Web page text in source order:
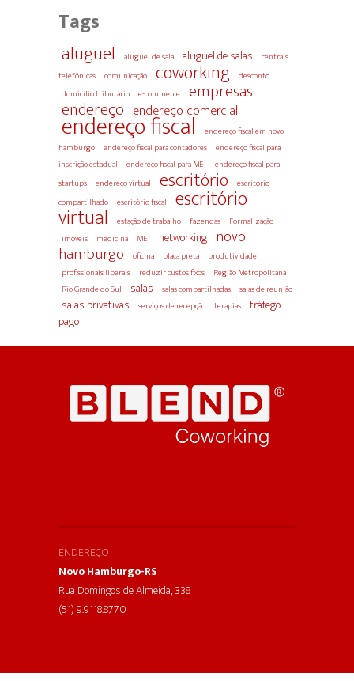
Tags
aluguel aluguel de sala aluguel de salas
centrais
telefônicas
comunicação coworking
desconto
domicílio tributário
e-commerce empresas
endereço endereço comercial
endereço fiscal
endereço fiscal em novo
hamburgo
endereço fiscal para contadores
endereço fiscal para
inscrição estadual
endereço fiscal para MEI
endereço fiscal para
startups
endereço virtual escritório
escritório
compartilhado
escritório fiscal escritório
virtual estação de trabalho fazendas
Formalização
imóveis
medicina MEI networking novo
hamburgo oficina placa preta
produtividade
profissionais liberais
reduzir custos fixos
Região Metropolitana
Rio Grande do Sul
salas salas compartilhadas salas de reunião
salas privativas serviços de recepção terapias
tráfego
pago
ENDEREÇO
Novo Hamburgo-RS
Rua Domingos de Almeida, 338
(51) 9.9118.8770